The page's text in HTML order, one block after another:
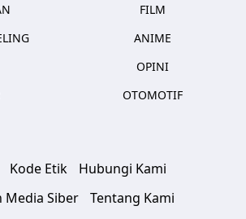
FILM
ANIME
OPINI
OTOMOTIF
Kode Etik
Hubungi Kami
Media Siber
Tentang Kami